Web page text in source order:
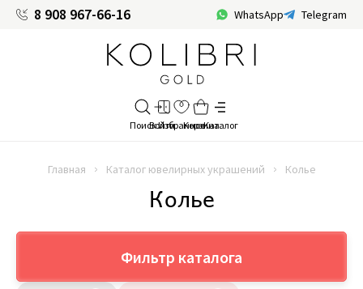
8 908 967-66-16 WhatsApp Telegram
Главная Каталог ювелирных украшений Колье
Колье
Фильтр каталога